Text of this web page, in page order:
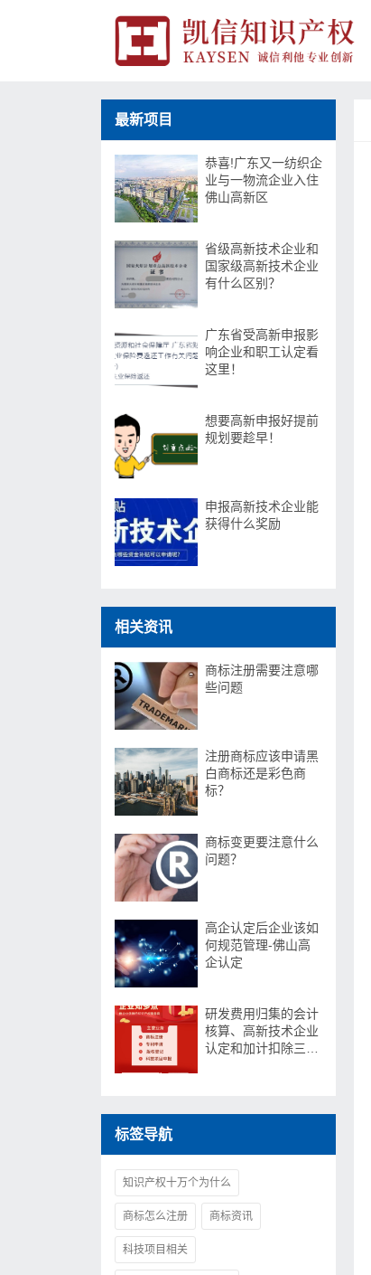
最新项目
恭喜!广东又一纺织企
业与一物流企业入住
佛山高新区
省级高新技术企业和
国家级高新技术企业
有什么区别？
广东省受高新申报影
响企业和职工认定看
这里！
想要高新申报好提前
规划要趁早！
申报高新技术企业能
获得什么奖励
相关资讯
商标注册需要注意哪
些问题
注册商标应该申请黑
白商标还是彩色商
标？
商标变更要注意什么
问题？
高企认定后企业该如
何规范管理-佛山高
企认定
研发费用归集的会计
核算、高新技术企业
认定和加计扣除三个
标签导航
知识产权十万个为什么
商标怎么注册 商标资讯
科技项目相关